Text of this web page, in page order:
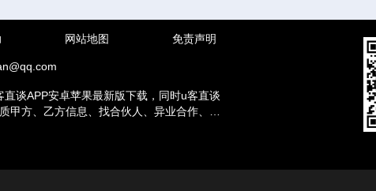
网站地图 免责声明
谈APP安卓苹果最新版下载，同时u客直谈
方、乙方信息、找合伙人、异业合作、地